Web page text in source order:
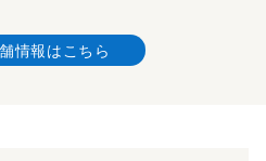
情報はこちら